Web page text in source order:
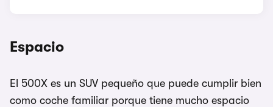
Espacio
El 500X es un SUV pequeño que puede cumplir bien
como coche familiar porque tiene mucho espacio